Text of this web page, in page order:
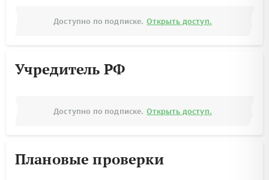
Доступно по подписке. Открыть доступ.
Учредитель РФ
Доступно по подписке. Открыть доступ.
Плановые проверки